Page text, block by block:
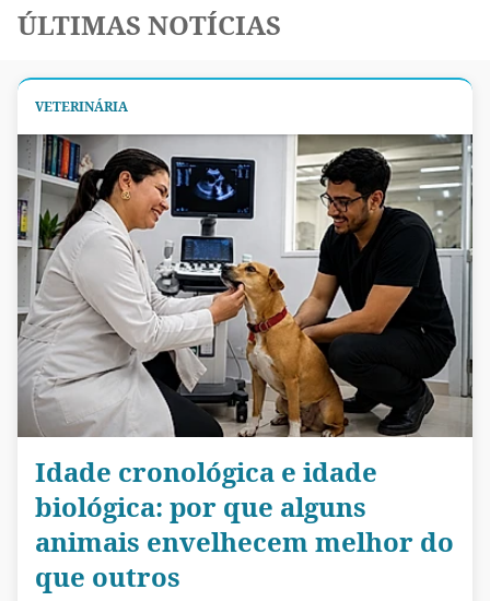
ÚLTIMAS NOTÍCIAS
VETERINÁRIA
Idade cronológica e idade
biológica: por que alguns
animais envelhecem melhor do
que outros